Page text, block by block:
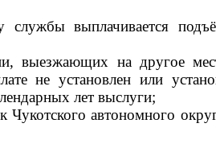
выплачивается
выезжающих на другое
не установлен или
лет выслуги;
автономного